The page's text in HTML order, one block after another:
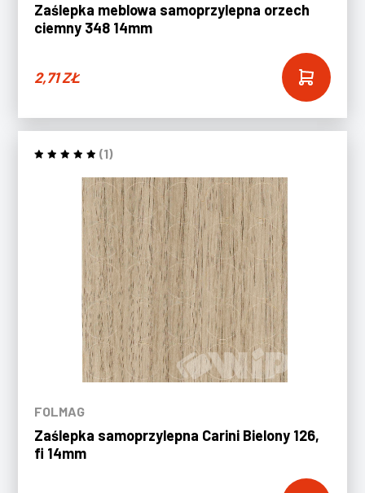
Zaślepka meblowa samoprzylepna orzech
ciemny 348 14mm
2,71ZŁ
(1)
FOLMAG
Zaślepka samoprzylepna Carini Bielony 126,
fi 14mm